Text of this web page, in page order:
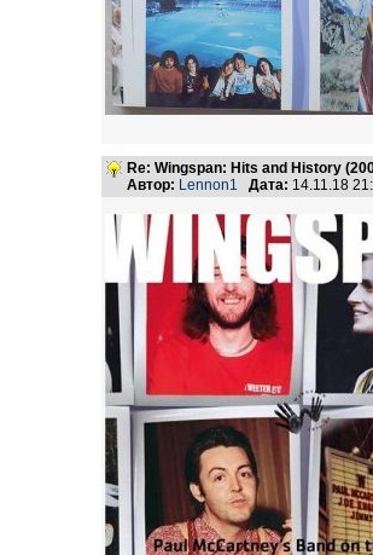
Re: Wingspan: Hits and History
Автор: Lennon1 Дата: 14.11.18